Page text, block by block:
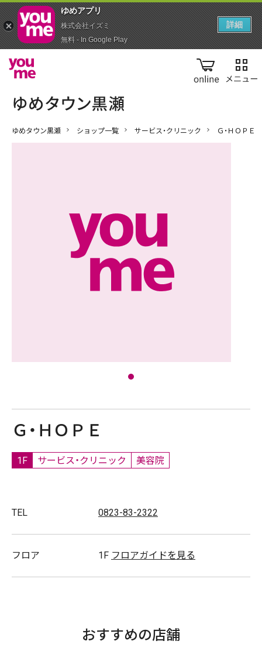
online
ゆめタウン黒瀬 ショップ一覧 サービス・クリニック Ｇ・ＨＯＰＥ
Ｇ・ＨＯＰＥ
1F サービス・クリニック 美容院
TEL 0823-83-2322
フロア 1F フロアガイドを見る
おすすめの店舗
ゆめアプ‪リ‬
株式会社イズミ
無料 - In Google Play
詳細